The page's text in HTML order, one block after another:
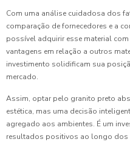
Com uma análise cuidadosa dos
comparação de fornecedores e a
possível adquirir esse material
vantagens em relação a outros
investimento solidificam sua
mercado.
Assim, optar pelo granito preto
estética, mas uma decisão
agregado aos ambientes. É um
resultados positivos ao longo dos